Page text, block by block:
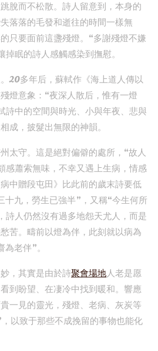
脫而不松散。詩人留意到，本身的
落落的毛發和逝往的時間一樣無
只要面前這盞殘燈。“多謝殘燈不嫌
眠的詩人感觸感染到撫慰。
20多年后，蘇軾作《海上道人傳以
燈意象：“夜深人散后，惟有一燈
詩中的空間與時光、小與年夜、悲與
成，披髮出無限的神韻。
太守。這是絕對偏僻的處所，“故人
感蕭索無味，不幸又遇上生病，情感
中贈段屯田》比此前的歲末詩要低
十九，勞生已強半”，又稱“今生何所
詩人仍然沒有過多地怨天尤人，而是
苦。疇前以燈為伴，此刻就以病為
老伴”。
，其實是由於詩聚會場地人老是愿
到盼望、在凄冷中找到暖和。響應
一見的靈光，殘燈、老病、灰炭等
以致于那些不成挽留的事物也能化